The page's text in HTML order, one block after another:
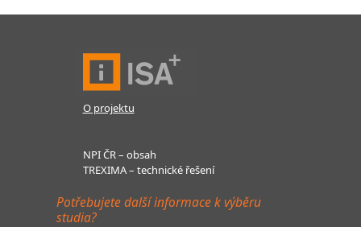
O projektu
NPI ČR – obsah
TREXIMA – technické řešení
Potřebujete další informace k výběru
studia?